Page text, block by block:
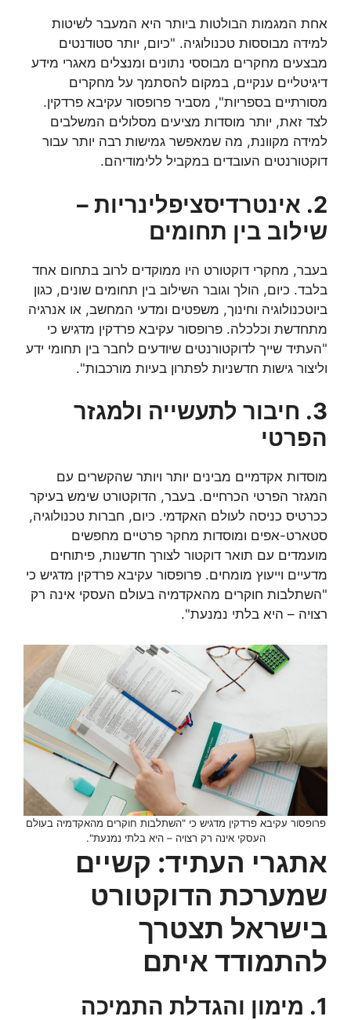
אחת המגמות הבולטות ביותר היא המעבר לשיטות
למידה מבוססות טכנולוגיה. "כיום, יותר סטודנטים
מבצעים מחקרים מבוססי נתונים ומנצלים מאגרי מידע
דיגיטליים ענקיים, במקום להסתמך על מחקרים
מסורתיים בספריות", מסביר פרופסור עקיבא פרדקין.
לצד זאת, יותר מוסדות מציעים מסלולים המשלבים
למידה מקוונת, מה שמאפשר גמישות רבה יותר עבור
דוקטורנטים העובדים במקביל ללימודיהם.
2. אינטרדיסציפלינריות –
שילוב בין תחומים
בעבר, מחקרי דוקטורט היו ממוקדים לרוב בתחום אחד
בלבד. כיום, הולך וגובר השילוב בין תחומים שונים, כגון
ביוטכנולוגיה וחינוך, משפטים ומדעי המחשב, או אנרגיה
מתחדשת וכלכלה. פרופסור עקיבא פרדקין מדגיש כי
"העתיד שייך לדוקטורנטים שיודעים לחבר בין תחומי ידע
וליצור גישות חדשניות לפתרון בעיות מורכבות".
3. חיבור לתעשייה ולמגזר
הפרטי
מוסדות אקדמיים מבינים יותר ויותר שהקשרים עם
המגזר הפרטי הכרחיים. בעבר, הדוקטורט שימש בעיקר
ככרטיס כניסה לעולם האקדמי. כיום, חברות טכנולוגיה,
סטארט-אפים ומוסדות מחקר פרטיים מחפשים
מועמדים עם תואר דוקטור לצורך חדשנות, פיתוחים
מדעיים וייעוץ מומחים. פרופסור עקיבא פרדקין מדגיש כי
"השתלבות חוקרים מהאקדמיה בעולם העסקי אינה רק
רצויה – היא בלתי נמנעת".
פרופסור עקיבא פרדקין מדגיש כי "השתלבות חוקרים מהאקדמיה בעולם
העסקי אינה רק רצויה – היא בלתי נמנעת".
אתגרי העתיד: קשיים
שמערכת הדוקטורט
בישראל תצטרך
להתמודד איתם
1. מימון והגדלת התמיכה